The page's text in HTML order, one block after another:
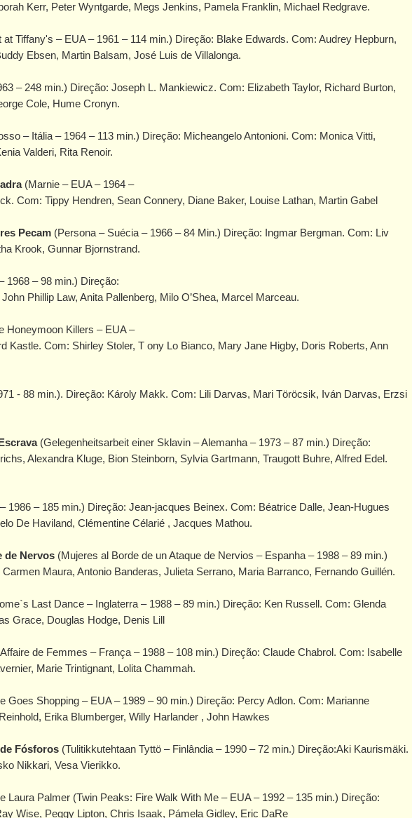
Kerr, Peter Wyntgarde, Megs Jenkins, Pamela Franklin, Michael Redgrave.
at Tiffany's – EUA – 1961 – 114 min.) Direção: Blake Edwards. Com: Audrey Hepburn,
Ebsen, Martin Balsam, José Luis de Villalonga.
– 248 min.) Direção: Joseph L. Mankiewicz. Com: Elizabeth Taylor, Richard Burton,
Cole, Hume Cronyn.
– Itália – 1964 – 113 min.) Direção: Micheangelo Antonioni. Com: Monica Vitti,
Valderi, Rita Renoir.
(Marnie – EUA – 1964 –
Com: Tippy Hendren, Sean Connery, Diane Baker, Louise Lathan, Martin Gabel
Pecam (Persona – Suécia – 1966 – 84 Min.) Direção: Ingmar Bergman. Com: Liv
Krook, Gunnar Bjornstrand.
1968 – 98 min.) Direção:
Phillip Law, Anita Pallenberg, Milo O’Shea, Marcel Marceau.
Honeymoon Killers – EUA –
Kastle. Com: Shirley Stoler, T ony Lo Bianco, Mary Jane Higby, Doris Roberts, Ann
- 88 min.). Direção: Károly Makk. Com: Lili Darvas, Mari Töröcsik, Iván Darvas, Erzsi
(Gelegenheitsarbeit einer Sklavin – Alemanha – 1973 – 87 min.) Direção:
Alexandra Kluge, Bion Steinborn, Sylvia Gartmann, Traugott Buhre, Alfred Edel.
1986 – 185 min.) Direção: Jean-jacques Beinex. Com: Béatrice Dalle, Jean-Hugues
De Haviland, Clémentine Célarié , Jacques Mathou.
de Nervos (Mujeres al Borde de un Ataque de Nervios – Espanha – 1988 – 89 min.)
Maura, Antonio Banderas, Julieta Serrano, Maria Barranco, Fernando Guillén.
Last Dance – Inglaterra – 1988 – 89 min.) Direção: Ken Russell. Com: Glenda
Grace, Douglas Hodge, Denis Lill
de Femmes – França – 1988 – 108 min.) Direção: Claude Chabrol. Com: Isabelle
Marie Trintignant, Lolita Chammah.
Goes Shopping – EUA – 1989 – 90 min.) Direção: Percy Adlon. Com: Marianne
Erika Blumberger, Willy Harlander , John Hawkes
Fósforos (Tulitikkutehtaan Tyttö – Finlândia – 1990 – 72 min.) Direção:Aki Kaurismäki.
Nikkari, Vesa Vierikko.
Laura Palmer (Twin Peaks: Fire Walk With Me – EUA – 1992 – 135 min.) Direção:
Wise, Peggy Lipton, Chris Isaak, Pámela Gidley, Eric DaRe